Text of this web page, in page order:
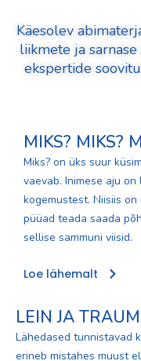
Käesolev
liikmete ja
ekspertide
MIKS? MIKS?
Miks? on üks suur
vaevab. Inimese aju
kogemustest. Niisiis
püüad teada saada
sellise sammuni viisid.
Loe lähemalt
LEIN JA
Lähedased tunnistavad
erineb mistahes muust